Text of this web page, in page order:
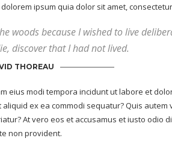
ipsum quia dolor sit amet,
woods because I wished to live
discover that I had not lived.
THOREAU
eius modi tempora incidunt ut labore et
aliquid ex ea commodi sequatur? Quis
At vero eos et accusamus et iusto
non provident.